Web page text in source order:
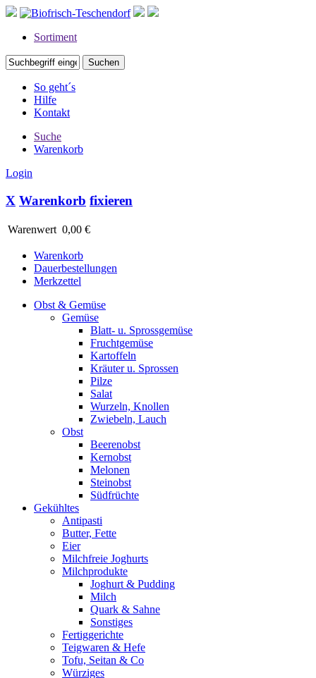
Sortiment
So geht´s
Hilfe
Kontakt
Suche
Warenkorb
Login
X Warenkorb fixieren
Warenwert 0,00 €
Warenkorb
Dauerbestellungen
Merkzettel
Obst & Gemüse
Gemüse
Blatt- u. Sprossgemüse
Fruchtgemüse
Kartoffeln
Kräuter u. Sprossen
Pilze
Salat
Wurzeln, Knollen
Zwiebeln, Lauch
Obst
Beerenobst
Kernobst
Melonen
Steinobst
Südfrüchte
Gekühltes
Antipasti
Butter, Fette
Eier
Milchfreie Joghurts
Milchprodukte
Joghurt & Pudding
Milch
Quark & Sahne
Sonstiges
Fertiggerichte
Teigwaren & Hefe
Tofu, Seitan & Co
Würziges